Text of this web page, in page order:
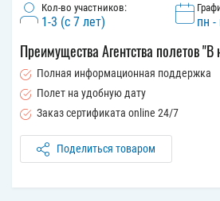
Кол-во участников:
1-3 (с 7 лет) пн -
Преимущества Агентства полетов "В
Полная информационная поддержка
Полет на удобную дату
Заказ сертификата online 24/7
Поделиться товаром